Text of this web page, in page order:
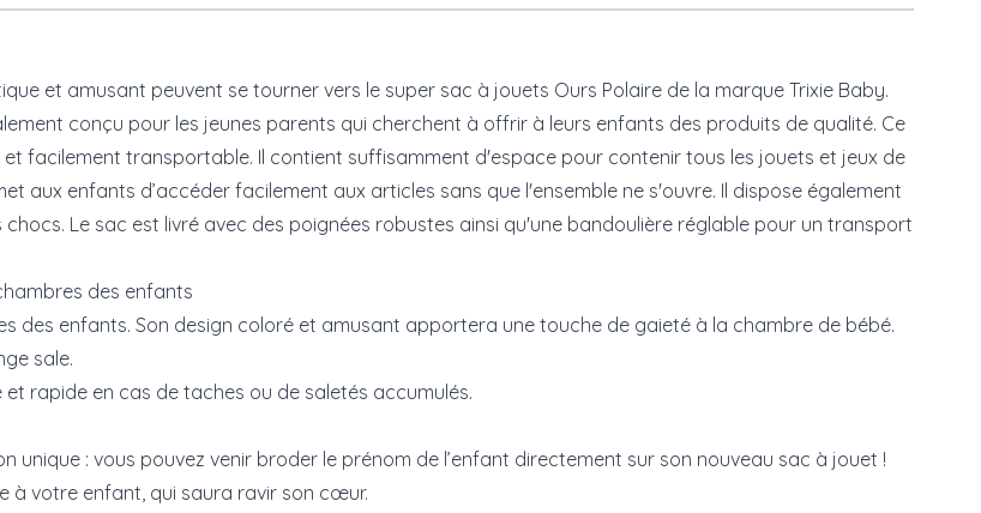
et amusant peuvent se tourner vers le super sac à jouets Ours Polaire de la marque Trixie Baby.
conçu pour les jeunes parents qui cherchent à offrir à leurs enfants des produits de qualité. Ce
facilement transportable. Il contient suffisamment d'espace pour contenir tous les jouets et jeux de
aux enfants d’accéder facilement aux articles sans que l'ensemble ne s'ouvre. Il dispose également
Le sac est livré avec des poignées robustes ainsi qu'une bandoulière réglable pour un transport
des enfants
des enfants. Son design coloré et amusant apportera une touche de gaieté à la chambre de bébé.
sale.
rapide en cas de taches ou de saletés accumulés.
: vous pouvez venir broder le prénom de l’enfant directement sur son nouveau sac à jouet !
à votre enfant, qui saura ravir son cœur.